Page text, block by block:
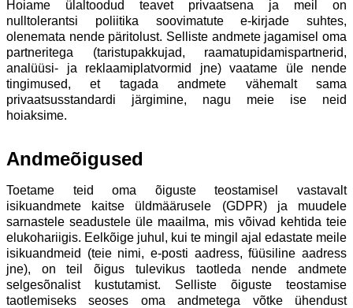
Hoiame ülaltoodud teavet privaatsena ja meil on
nulltolerantsi poliitika soovimatute e-kirjade suhtes,
olenemata nende päritolust. Selliste andmete jagamisel oma
partneritega (taristupakkujad, raamatupidamispartnerid,
analüüsi- ja reklaamiplatvormid jne) vaatame üle nende
tingimused, et tagada andmete vähemalt sama
privaatsusstandardi järgimine, nagu meie ise neid
hoiaksime.
Andmeõigused
Toetame teid oma õiguste teostamisel vastavalt
isikuandmete kaitse üldmäärusele (GDPR) ja muudele
sarnastele seadustele üle maailma, mis võivad kehtida teie
elukohariigis. Eelkõige juhul, kui te mingil ajal edastate meile
isikuandmeid (teie nimi, e-posti aadress, füüsiline aadress
jne), on teil õigus tulevikus taotleda nende andmete
selgesõnalist kustutamist. Selliste õiguste teostamise
taotlemiseks seoses oma andmetega võtke ühendust